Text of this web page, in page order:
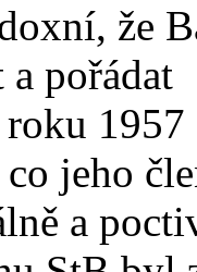
že
a pořádat
jeho
a